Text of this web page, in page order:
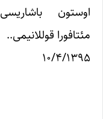
اوستون باشاریسی
مئتافورا قوللانیمی..
۱۰/۴/۱۳۹۵